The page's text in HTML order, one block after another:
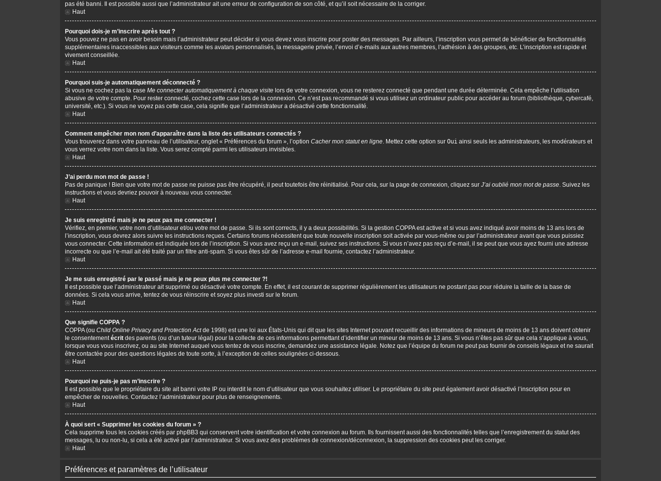
pas été banni. Il est possible aussi que l’administrateur ait une erreur de configuration de son côté, et qu’il soit nécessaire de la corriger.
Haut
Pourquoi dois-je m’inscrire après tout ?
Vous pouvez ne pas en avoir besoin mais l’administrateur peut décider si vous devez vous inscrire pour poster des messages. Par ailleurs, l’inscription vous permet de bénéficier de fonctionnalités
supplémentaires inaccessibles aux visiteurs comme les avatars personnalisés, la messagerie privée, l’envoi d’e-mails aux autres membres, l’adhésion à des groupes, etc. L’inscription est rapide et
vivement conseillée.
Haut
Pourquoi suis-je automatiquement déconnecté ?
Si vous ne cochez pas la case Me connecter automatiquement à chaque visite lors de votre connexion, vous ne resterez connecté que pendant une durée déterminée. Cela empêche l’utilisation
abusive de votre compte. Pour rester connecté, cochez cette case lors de la connexion. Ce n’est pas recommandé si vous utilisez un ordinateur public pour accéder au forum (bibliothèque, cybercafé,
université, etc.). Si vous ne voyez pas cette case, cela signifie que l’administrateur a désactivé cette fonctionnalité.
Haut
Comment empêcher mon nom d’apparaître dans la liste des utilisateurs connectés ?
Vous trouverez dans votre panneau de l’utilisateur, onglet « Préférences du forum », l’option Cacher mon statut en ligne. Mettez cette option sur Oui ainsi seuls les administrateurs, les modérateurs et
vous verrez votre nom dans la liste. Vous serez compté parmi les utilisateurs invisibles.
Haut
J’ai perdu mon mot de passe !
Pas de panique ! Bien que votre mot de passe ne puisse pas être récupéré, il peut toutefois être réinitialisé. Pour cela, sur la page de connexion, cliquez sur J’ai oublié mon mot de passe. Suivez les
instructions et vous devriez pouvoir à nouveau vous connecter.
Haut
Je suis enregistré mais je ne peux pas me connecter !
Vérifiez, en premier, votre nom d’utilisateur et/ou votre mot de passe. Si ils sont corrects, il y a deux possibilités. Si la gestion COPPA est active et si vous avez indiqué avoir moins de 13 ans lors de
l’inscription, vous devrez alors suivre les instructions reçues. Certains forums nécessitent que toute nouvelle inscription soit activée par vous-même ou par l’administrateur avant que vous puissiez
vous connecter. Cette information est indiquée lors de l’inscription. Si vous avez reçu un e-mail, suivez ses instructions. Si vous n’avez pas reçu d’e-mail, il se peut que vous ayez fourni une adresse
incorrecte ou que l’e-mail ait été traité par un filtre anti-spam. Si vous êtes sûr de l’adresse e-mail fournie, contactez l’administrateur.
Haut
Je me suis enregistré par le passé mais je ne peux plus me connecter ?!
Il est possible que l’administrateur ait supprimé ou désactivé votre compte. En effet, il est courant de supprimer régulièrement les utilisateurs ne postant pas pour réduire la taille de la base de
données. Si cela vous arrive, tentez de vous réinscrire et soyez plus investi sur le forum.
Haut
Que signifie COPPA ?
COPPA (ou Child Online Privacy and Protection Actde 1998) est une loi aux États-Unis qui dit que les sites Internet pouvant recueillir des informations de mineurs de moins de 13 ans doivent obtenir
le consentementécrit des parents (ou d’un tuteur légal) pour la collecte de ces informations permettant d’identifier un mineur de moins de 13 ans. Si vous n’êtes pas sûr que cela s’applique à vous,
lorsque vous vous inscrivez, ou au site Internet auquel vous tentez de vous inscrire, demandez une assistance légale. Notez que l’équipe du forum ne peut pas fournir de conseils légaux et ne saurait
être contactée pour des questions légales de toute sorte, à l’exception de celles soulignées ci-dessous.
Haut
Pourquoi ne puis-je pas m’inscrire ?
Il est possible que le propriétaire du site ait banni votre IP ou interdit le nom d’utilisateur que vous souhaitez utiliser. Le propriétaire du site peut également avoir désactivé l’inscription pour en
empêcher de nouvelles. Contactez l’administrateur pour plus de renseignements.
Haut
À quoi sert « Supprimer les cookies du forum » ?
Cela supprime tous les cookies créés par phpBB3 qui conservent votre identification et votre connexion au forum. Ils fournissent aussi des fonctionnalités telles que l’enregistrement du statut des
messages, lu ou non-lu, si cela a été activé par l’administrateur. Si vous avez des problèmes de connexion/déconnexion, la suppression des cookies peut les corriger.
Haut
Préférences et paramètres de l’utilisateur